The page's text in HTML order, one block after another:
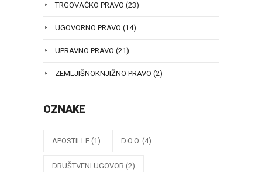
TRGOVAČKO PRAVO (23)
UGOVORNO PRAVO (14)
UPRAVNO PRAVO (21)
ZEMLJIŠNOKNJIŽNO PRAVO (2)
OZNAKE
APOSTILLE (1) D.O.O. (4)
DRUŠTVENI UGOVOR (2)